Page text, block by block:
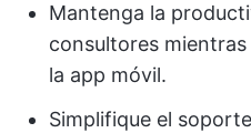
Mantenga la
consultores
la app móvil.
Simplifique el